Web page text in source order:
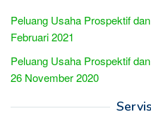
Peluang Usaha Prospektif
Februari 2021
Peluang Usaha Prospektif
26 November 2020